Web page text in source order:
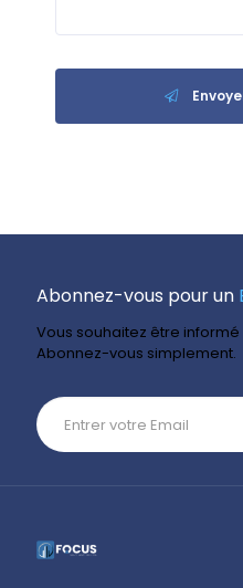
Abonnez-vous pour un
Vous souhaitez être
Abonnez-vous simplement.